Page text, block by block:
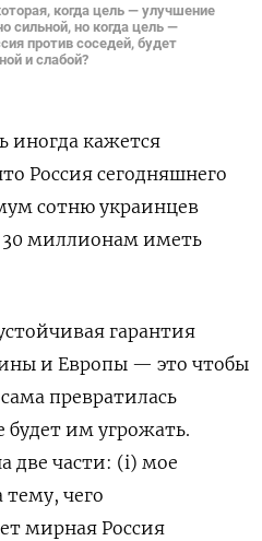
когда цель — улучшение
сильной, но когда цель —
против соседей, будет
и слабой?
иногда кажется
Россия сегодняшнего
сотню украинцев
30 миллионам иметь
гарантия
и Европы — это чтобы
превратилась
будет им угрожать.
две части: (i) мое
тему, чего
мирная Россия